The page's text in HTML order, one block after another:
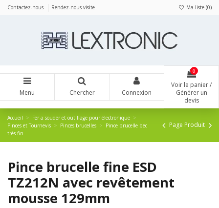
Contactez-nous Rendez-nous visite Ma liste (0)
Menu Chercher Connexion
0
Voir le panier /
Générer un
devis
Accueil
Fer a souder et outillage pour électronique
Pinces et Tournevis
Pinces brucelles
Pince brucelle bec
très fin
Page Produit
Pince brucelle fine ESD
TZ212N avec revêtement
mousse 129mm
Panneau de gestion des cookies